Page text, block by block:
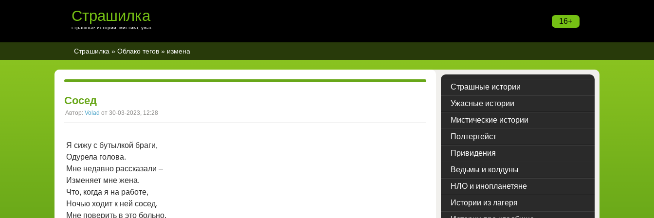
16+
Страшилка
страшные истории, мистика, ужас
Страшилка » Облако тегов » измена
Сосед
Автор: Volad от 30-03-2023, 12:28
Я сижу с бутылкой браги,
Одурела голова.
Мне недавно рассказали –
Изменяет мне жена.
Что, когда я на работе,
Ночью ходит к ней сосед.
Мне поверить в это больно.
Страшные истории
Ужасные истории
Мистические истории
Полтергейст
Привидения
Ведьмы и колдуны
НЛО и инопланетяне
Истории из лагеря